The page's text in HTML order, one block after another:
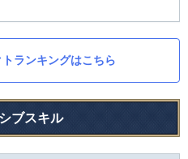
ランキングはこちら
ブスキル